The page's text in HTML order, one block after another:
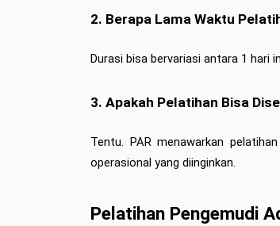
2. Berapa Lama Waktu
Durasi bisa bervariasi antara 1 hari
3. Apakah Pelatihan Bisa
Tentu. PAR menawarkan
operasional yang diinginkan.
Pelatihan Pengemudi